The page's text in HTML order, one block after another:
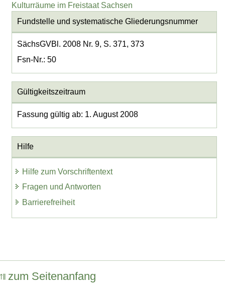
Kulturräume im Freistaat Sachsen
Fundstelle und systematische Gliederungsnummer
SächsGVBl. 2008 Nr. 9, S. 371, 373
Fsn-Nr.: 50
Gültigkeitszeitraum
Fassung gültig ab: 1. August 2008
Hilfe
Hilfe zum Vorschriftentext
Fragen und Antworten
Barrierefreiheit
zum Seitenanfang